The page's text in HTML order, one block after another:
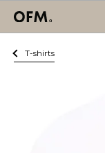
T-shirts